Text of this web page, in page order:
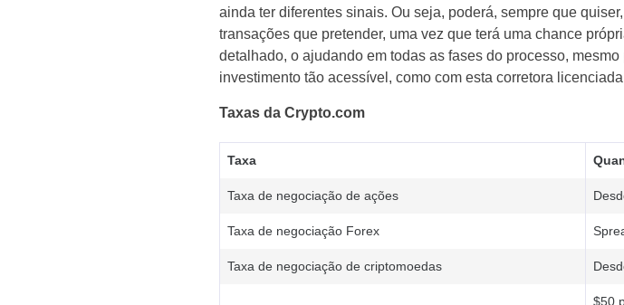
Lithuania
Netherlands
ainda ter diferentes sinais. Ou seja, poderá, sempre que
transações que pretender, uma vez que terá uma chance
detalhado, o ajudando em todas as fases do processo,
investimento tão acessível, como com esta corretora
Taxas da Crypto.com
Taxa
Taxa de negociação de ações
Taxa de negociação Forex
Taxa de negociação de criptomoedas
$50